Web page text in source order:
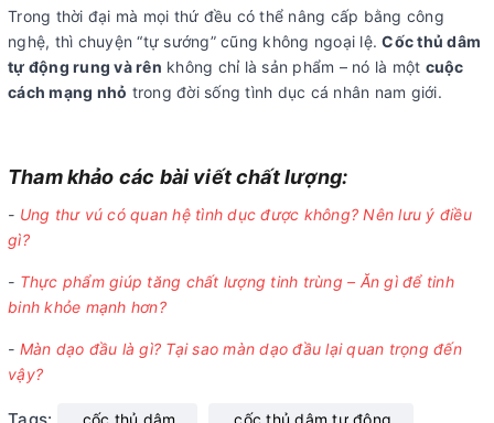
Trong thời đại mà mọi thứ đều có thể nâng cấp bằng công
nghệ, thì chuyện “tự sướng” cũng không ngoại lệ.Cốc thủ dâm
tự động rung và rên không chỉ là sản phẩm – nó là một cuộc
cách mạng nhỏ trong đời sống tình dục cá nhân nam giới.
Tham khảo các bài viết chất lượng:
- Ung thư vú có quan hệ tình dục được không? Nên lưu ý điều
gì?
- Thực phẩm giúp tăng chất lượng tinh trùng – Ăn gì để tinh
binh khỏe mạnh hơn?
- Màn dạo đầu là gì? Tại sao màn dạo đầu lại quan trọng đến
vậy?